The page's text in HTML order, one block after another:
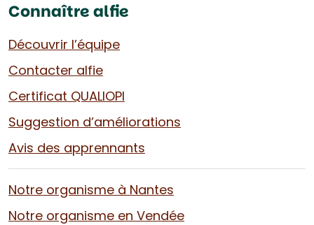
Connaître alfie
Découvrir l’équipe
Contacter alfie
Certificat QUALIOPI
Suggestion d’améliorations
Avis des apprennants
Notre organisme à Nantes
Notre organisme en Vendée